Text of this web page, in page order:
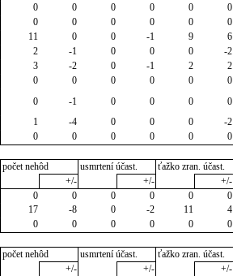
0 0 0 0 0 0
0 0 0 0 0 0
11 0 0 -1 9 6
2 -1 0 0 0 -2
3 -2 0 -1 2 2
0 0 0 0 0 0
0 -1 0 0 0 0
1 -4 0 0 0 -2
0 0 0 0 0 0
počet nehôd usmrtení účast. ťažko zran. účast.
+/-
+/- +/-
0 0 0 0 0 0
17 -8 0 -2 11 4
0 0 0 0 0 0
počet nehôd usmrtení účast. ťažko zran. účast.
+/-
+/- +/-